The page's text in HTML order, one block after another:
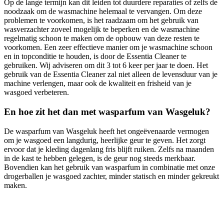
Op de lange termijn kan dit leiden tot duurdere reparaties of zelfs de
noodzaak om de wasmachine helemaal te vervangen. Om deze
problemen te voorkomen, is het raadzaam om het gebruik van
wasverzachter zoveel mogelijk te beperken en de wasmachine
regelmatig schoon te maken om de opbouw van deze resten te
voorkomen. Een zeer effectieve manier om je wasmachine schoon
en in topconditie te houden, is door de Essentia Cleaner te
gebruiken. Wij adviseren om dit 3 tot 6 keer per jaar te doen. Het
gebruik van de Essentia Cleaner zal niet alleen de levensduur van je
machine verlengen, maar ook de kwaliteit en frisheid van je
wasgoed verbeteren.
En hoe zit het dan met wasparfum van Wasgeluk?
De wasparfum van Wasgeluk heeft het ongeëvenaarde vermogen
om je wasgoed een langdurig, heerlijke geur te geven. Het zorgt
ervoor dat je kleding dagenlang fris blijft ruiken. Zelfs na maanden
in de kast te hebben gelegen, is de geur nog steeds merkbaar.
Bovendien kan het gebruik van wasparfum in combinatie met onze
drogerballen je wasgoed zachter, minder statisch en minder gekreukt
maken.